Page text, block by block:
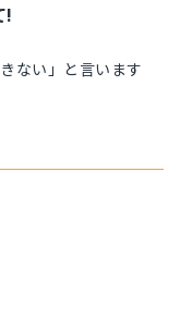
!
ない」と言います